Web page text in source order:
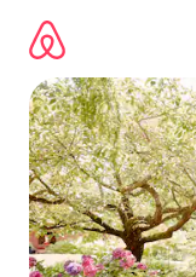
sadržaj